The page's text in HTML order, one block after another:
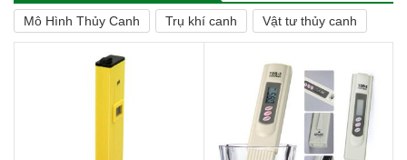
Mô Hình Thủy Canh Trụ khí canh Vật tư thủy canh